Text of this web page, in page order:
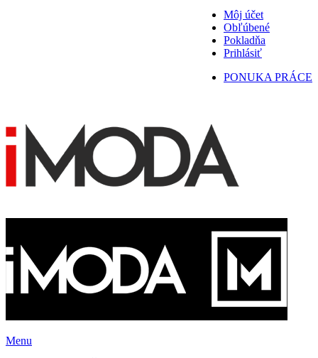
Môj účet
Obľúbené
Pokladňa
Prihlásiť
PONUKA PRÁCE
Menu